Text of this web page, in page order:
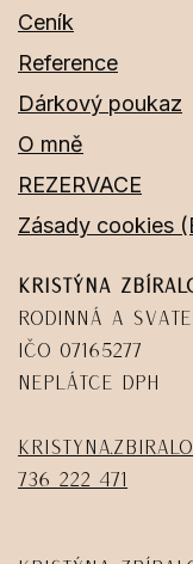
Ceník
Reference
Dárkový poukaz
O mně
REZERVACE
Zásady cookies
Kristýna
Rodinná a
IČO 07165277
Neplátce DPH
736 222 471